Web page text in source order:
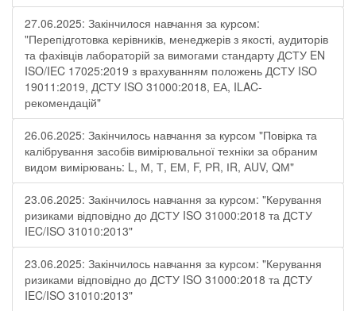
27.06.2025: Закінчилося навчання за курсом:
"Перепідготовка керівників, менеджерів з якості, аудиторів
та фахівців лабораторій за вимогами стандарту ДСТУ EN
ISO/IEC 17025:2019 з врахуванням положень ДСТУ ISO
19011:2019, ДСТУ ISO 31000:2018, ЕА, ILAC-
рекомендацій"
26.06.2025: Закінчилось навчання за курсом "Повірка та
калібрування засобів вимірювальної техніки за обраним
видом вимірювань: L, М, Т, ЕМ, F, РR, ІR, АUV, QМ"
23.06.2025: Закінчилось навчання за курсом: "Керування
ризиками відповідно до ДСТУ ISO 31000:2018 та ДСТУ
IEC/ISO 31010:2013"
23.06.2025: Закінчилось навчання за курсом: "Керування
ризиками відповідно до ДСТУ ISO 31000:2018 та ДСТУ
IEC/ISO 31010:2013"